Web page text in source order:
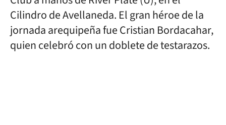
Cilindro de Avellaneda. El gran héroe de la
jornada arequipeña fue Cristian Bordacahar,
quien celebró con un doblete de testarazos.